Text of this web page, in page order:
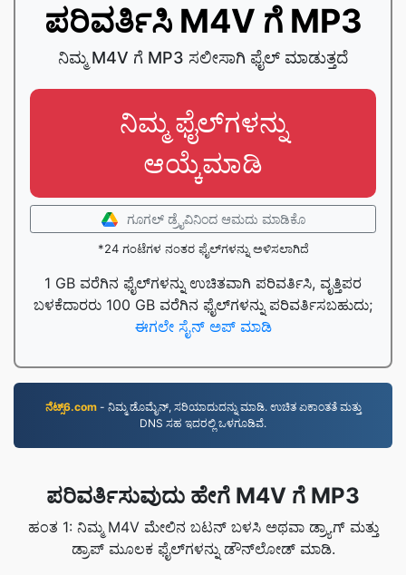
ಪರಿವರ್ತಿಸಿ M4V ಗೆ MP3
ನಿಮ್ಮ M4V ಗೆ MP3 ಸಲೀಸಾಗಿ ಫೈಲ್ ಮಾಡುತ್ತದೆ
ನಿಮ್ಮ ಫೈಲ್‌ಗಳನ್ನು
ಆಯ್ಕೆಮಾಡಿ
ಗೂಗಲ್ ಡ್ರೈವಿನಿಂದ ಆಮದು ಮಾಡಿಕೊ
*24 ಗಂಟೆಗಳ ನಂತರ ಫೈಲ್‌ಗಳನ್ನು ಅಳಿಸಲಾಗಿದೆ
1 GB ವರೆಗಿನ ಫೈಲ್‌ಗಳನ್ನು ಉಚಿತವಾಗಿ ಪರಿವರ್ತಿಸಿ, ವೃತ್ತಿಪರ
ಬಳಕೆದಾರರು 100 GB ವರೆಗಿನ ಫೈಲ್‌ಗಳನ್ನು ಪರಿವರ್ತಿಸಬಹುದು;
ಈಗಲೇ ಸೈನ್ ಅಪ್ ಮಾಡಿ
ನೆಟ್ಸ್6.com- ನಿಮ್ಮ ಡೊಮೈನ್, ಸರಿಯಾದುದನ್ನು ಮಾಡಿ. ಉಚಿತ ಏಕಾಂತತೆ ಮತ್ತು
DNS ಸಹ ಇದರಲ್ಲಿ ಒಳಗೂಡಿವೆ.
ಪರಿವರ್ತಿಸುವುದು ಹೇಗೆ M4V ಗೆ MP3
ಹಂತ 1: ನಿಮ್ಮ M4V ಮೇಲಿನ ಬಟನ್ ಬಳಸಿ ಅಥವಾ ಡ್ರ್ಯಾಗ್ ಮತ್ತು
ಡ್ರಾಪ್ ಮೂಲಕ ಫೈಲ್‌ಗಳನ್ನು ಡೌನ್‌ಲೋಡ್ ಮಾಡಿ.